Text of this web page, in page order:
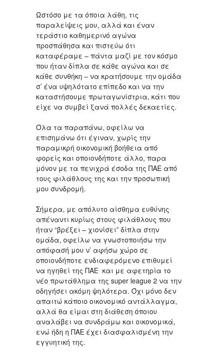
Ωστόσο με τα όποια λάθη, τις
παραλείψεις μου, αλλά και έναν
τεράστιο καθημερινό αγώνα
προσπάθησα και πιστεύω ότι
καταφέραμε – πάντα μαζί με τον κόσμο
που ήταν δίπλα σε κάθε αγώνα και σε
κάθε συνθήκη – να κρατήσουμε την ομάδα
σ’ ένα υψηλότατο επίπεδο και να την
καταστήσουμε πρωταγωνίστρια, κάτι που
είχε να συμβεί ξανά πολλές δεκαετίες.
Όλα τα παραπάνω, οφείλω να
επισημάνω ότι έγιναν, χωρίς την
παραμικρή οικονομική βοήθεια από
φορείς και οποιονδήποτε άλλο, παρα
μόνον με τα πενιχρά έσοδα της ΠΑΕ από
τους φιλάθλους της και την προσωπική
μου συνδρομή.
Σήμερα, με απόλυτο αίσθημα ευθύνης
απέναντι κυρίως στους φιλάθλους που
ήταν “βρέξει – χιονίσει” δίπλα στην
ομάδα, οφείλω να γνωστοποιήσω την
απόφασή μου ν’ αφήσω χώρο σε
οποιονδήποτε ενδιαφερόμενο επιθυμεί
να ηγηθεί της ΠΑΕ και με αφετηρία το
νέο πρωτάθλημα της super league 2 να την
οδηγήσει ακόμη ψηλότερα. Όχι μόνο δεν
απαιτώ κάποιο οικονομικό αντάλλαγμα,
αλλά θα είμαι στη διάθεση όποιου
αναλάβει να συνδράμω και οικονομικά,
ενώ ήδη η ΠΑΕ έχει διασφαλισμένη την
εγγυητική της.